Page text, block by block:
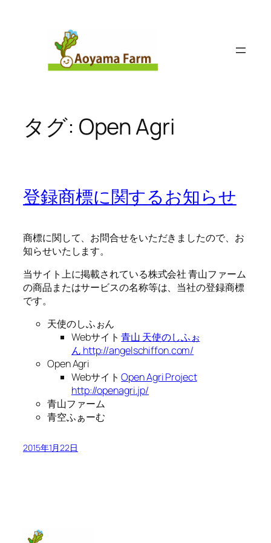
タグ: Open Agri
登録商標に関するお知らせ
商標に関して、お問合せをいただきましたので、お
知らせいたします。
当サイト上に掲載されている株式会社 青山ファーム
の商品またはサービスの名称等は、当社の登録商標
です。
天使のしふぉん
Webサイト青山 天使のしふぉ
ん http://angelschiffon.com/
Open Agri
WebサイトOpen Agri Project
http://openagri.jp/
青山ファーム
青空ふぁーむ
2015年1月22日